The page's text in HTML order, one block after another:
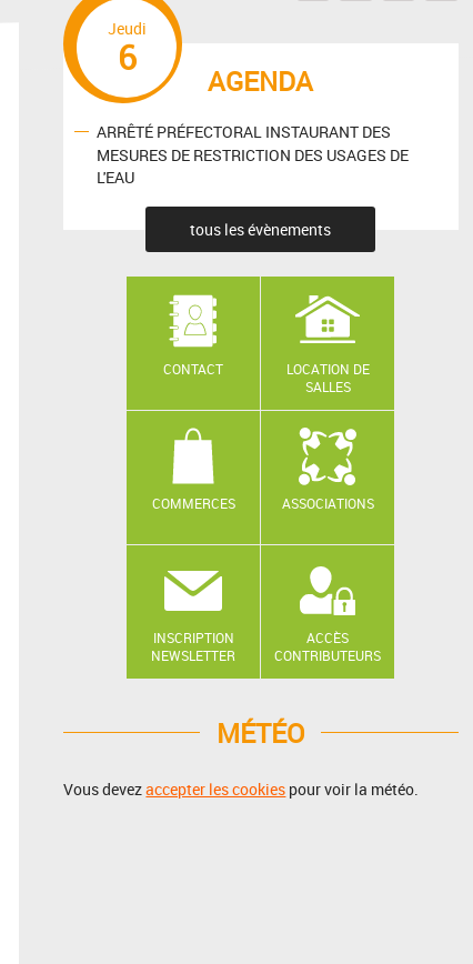
AGENDA
Jeudi
6
ARRÊTÉ PRÉFECTORAL INSTAURANT DES
MESURES DE RESTRICTION DES USAGES DE
L'EAU
tous les évènements
CONTACT
LOCATION DE
SALLES
COMMERCES ASSOCIATIONS
INSCRIPTION
NEWSLETTER
ACCÈS
CONTRIBUTEURS
MÉTÉO
Vous devezaccepter les cookies pour voir la météo.